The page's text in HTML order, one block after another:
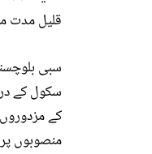
قلیل مدت
سبی
کے
منصوبوں